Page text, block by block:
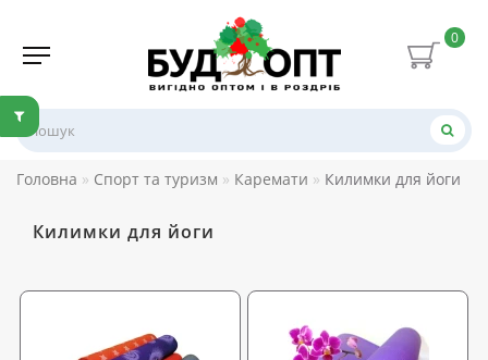
0
Головна Спорт та туризм Каремати Килимки для йоги
Килимки для йоги